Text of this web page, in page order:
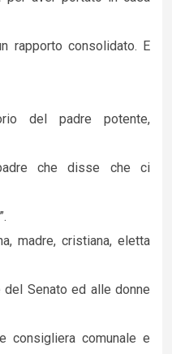
rapporto consolidato. E
del padre potente,
che disse che ci
madre, cristiana, eletta
Senato ed alle donne
consigliera comunale e